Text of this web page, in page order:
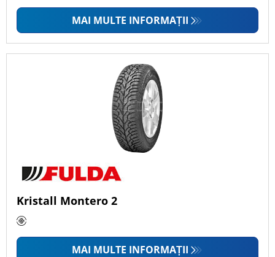
MAI MULTE INFORMAȚII
Kristall Montero 2
MAI MULTE INFORMAȚII